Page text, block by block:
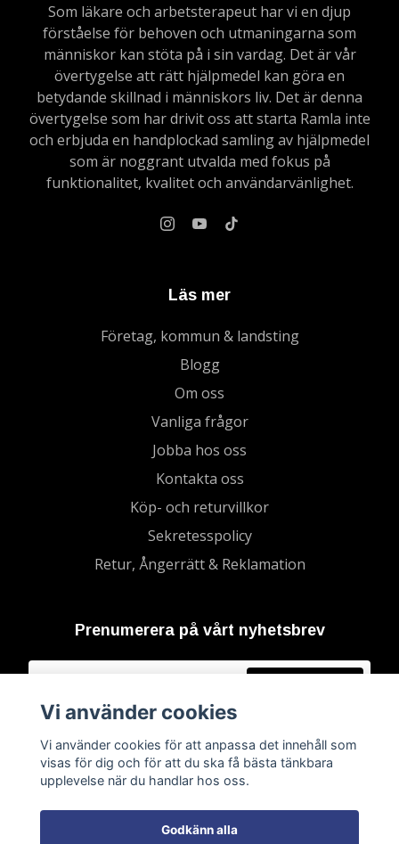
Som läkare och arbetsterapeut har vi en djup
förståelse för behoven och utmaningarna som
människor kan stöta på i sin vardag. Det är vår
övertygelse att rätt hjälpmedel kan göra en
betydande skillnad i människors liv. Det är denna
övertygelse som har drivit oss att starta Ramla inte
och erbjuda en handplockad samling av hjälpmedel
som är noggrant utvalda med fokus på
funktionalitet, kvalitet och användarvänlighet.
Läs mer
Företag, kommun & landsting
Blogg
Om oss
Vanliga frågor
Jobba hos oss
Kontakta oss
Köp- och returvillkor
Sekretesspolicy
Retur, Ångerrätt & Reklamation
Prenumerera på vårt nyhetsbrev
Vi använder cookies
Vi använder cookies för att anpassa det innehåll som
visas för dig och för att du ska få bästa tänkbara
upplevelse när du handlar hos oss.
Godkänn alla